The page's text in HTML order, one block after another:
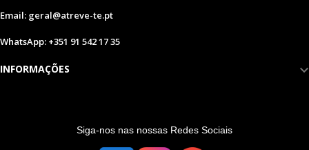
Email: geral@atreve-te.pt
WhatsApp: +351 91 542 17 35
INFORMAÇÕES
Siga-nos nas nossas Redes Sociais